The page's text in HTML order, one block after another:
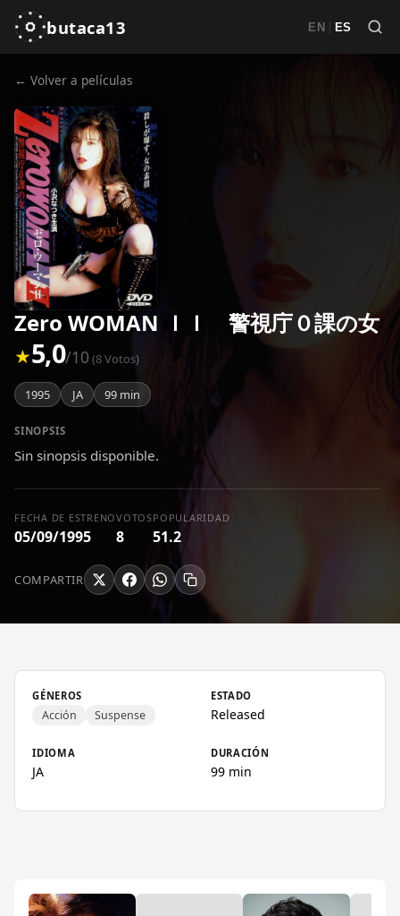
butaca13 EN | ES
← Volver a películas
Zero WOMAN ＩＩ 警視庁０課の女
★5,0/10 (8 Votos)
1995 JA 99 min
SINOPSIS
Sin sinopsis disponible.
FECHA DE ESTRENO
05/09/1995
VOTOS
8
POPULARIDAD
51.2
COMPARTIR
GÉNEROS
Acción Suspense
ESTADO
Released
IDIOMA
JA
DURACIÓN
99 min